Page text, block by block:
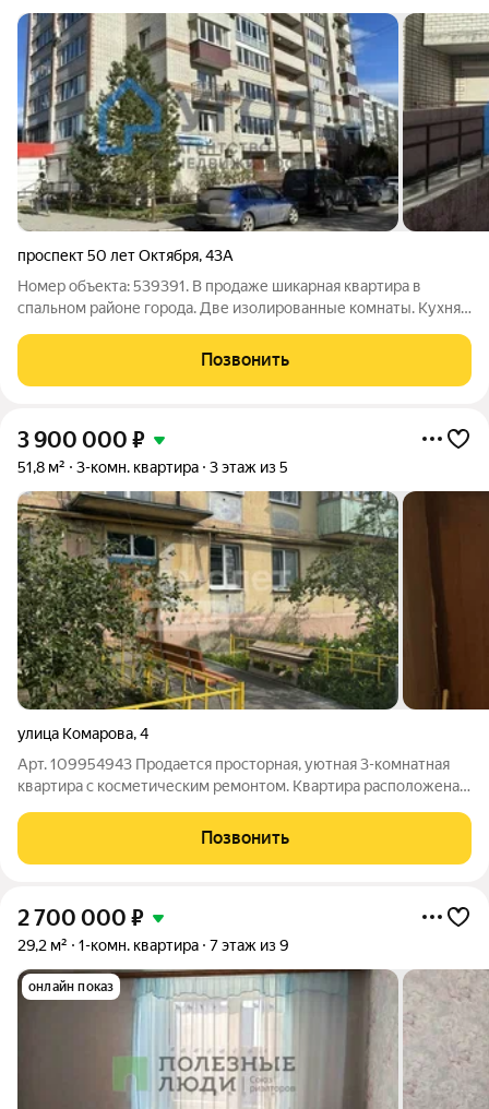
проспект 50 лет Октября,43А
Номер объекта: 539391. В продаже шикарная квартира в
спальном районе города. Две изолированные комнаты. Кухня-
гарнитур с встроенной техникой. Кондиционер. В доме два
лифта (пассажирский и
Позвонить
3 900 000 ₽
51,8 м² 3-комн. квартира 3 этаж из 5
улица Комарова,4
Арт. 109954943 Продается просторная, уютная 3-комнатная
квартира с косметическим ремонтом. Квартира расположена в
инфраструктурой: в пешей доступности остановки
общественного транспорта; детский сад и
Позвонить
2 700 000 ₽
29,2 м² 1-комн. квартира 7 этаж из 9
онлайн показ